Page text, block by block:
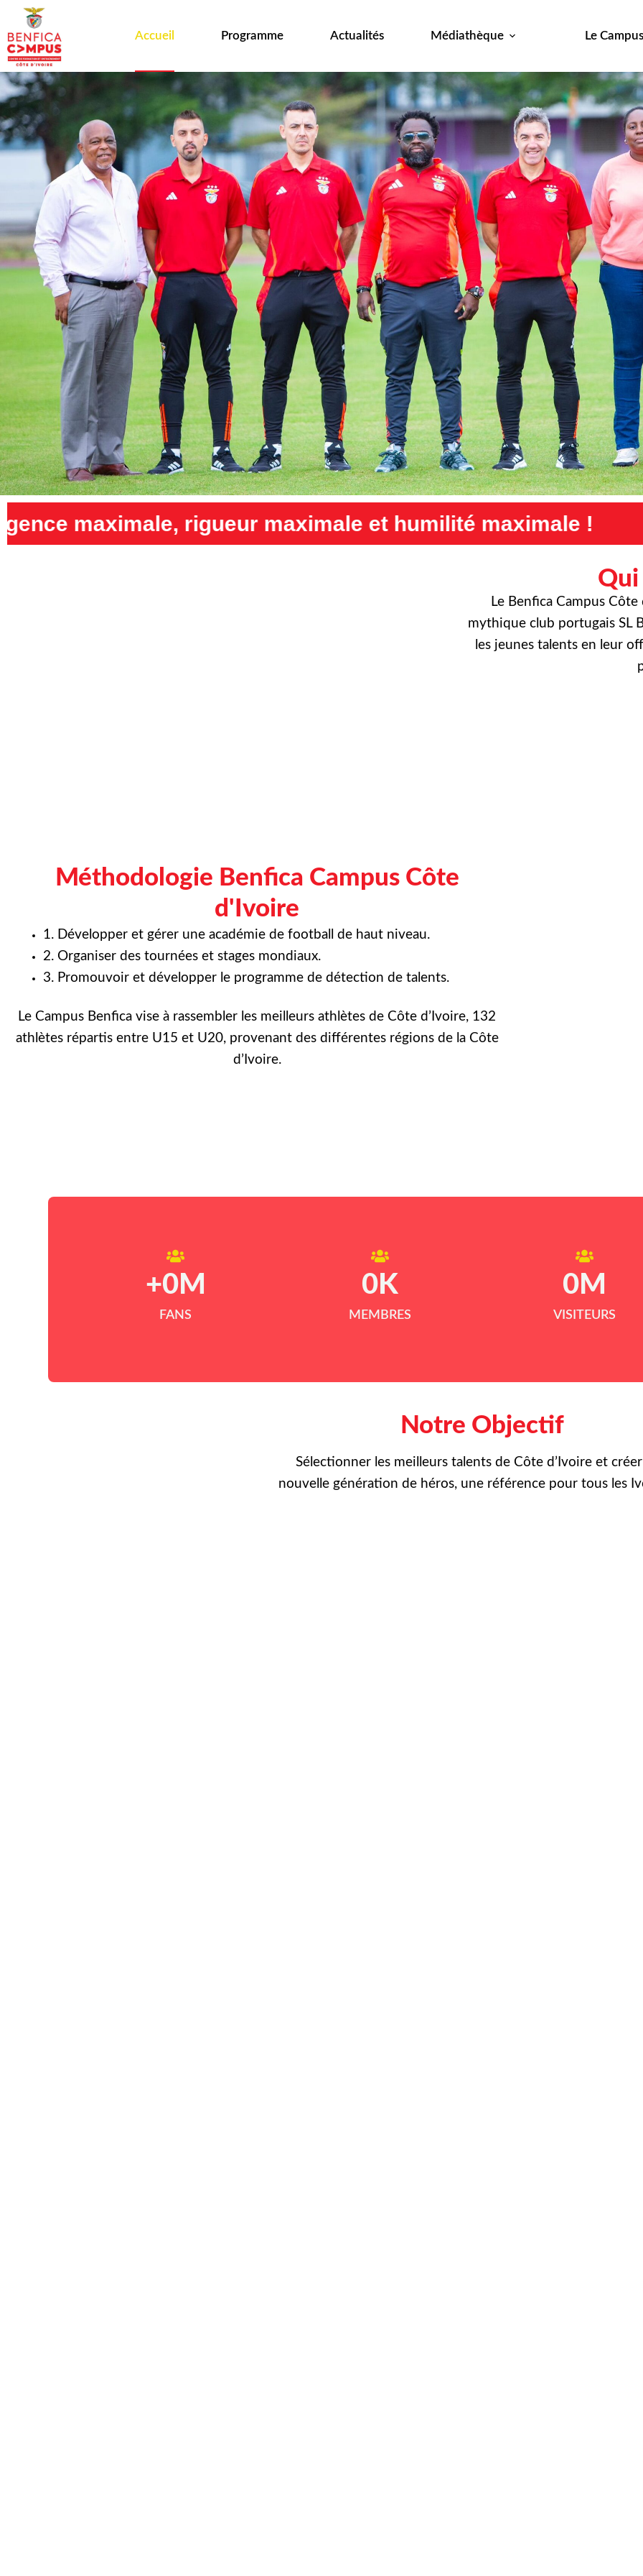
Accueil Programme Actualités Médiathèque Le Campus
maximale et humilité maximale ! Exigence
Qui
Le Benfica Campus
mythique club portugais SL
les jeunes talents en leur
Méthodologie Benfica Campus Côte
d'Ivoire
1. Développer et gérer une académie de football de haut niveau.
2. Organiser des tournées et stages mondiaux.
3. Promouvoir et développer le programme de détection de talents.
Le Campus Benfica vise à rassembler les meilleurs athlètes de Côte d’Ivoire, 132
athlètes répartis entre U15 et U20, provenant des différentes régions de la Côte
d’Ivoire.
FANS
+0M
MEMBRES
0 K
VISITEURS
0M
Notre Objectif
Sélectionner les meilleurs talents de Côte d’Ivoire et
nouvelle génération de héros, une référence pour tous les